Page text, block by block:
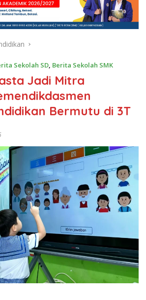
Sekolah SD, Berita Sekolah SMK
Jadi Mitra
Bermutu di 3T